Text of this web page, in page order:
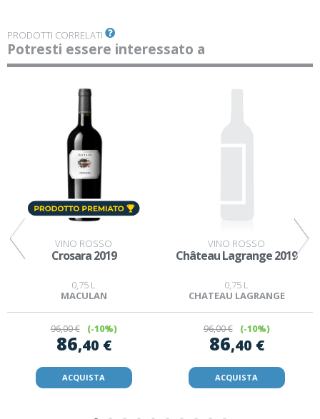
PRODOTTI CORRELATI
Potresti essere interessato a
VINO ROSSO
Crosara 2019
0,75 L
MACULAN
96,00 € (-10%)
86,40 €
ACQUISTA
VINO ROSSO
Château Lagrange 2019
0,75 L
CHATEAU LAGRANGE
96,00 € (-10%)
86,40 €
ACQUISTA